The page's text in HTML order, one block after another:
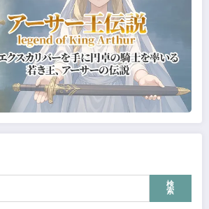
検
索